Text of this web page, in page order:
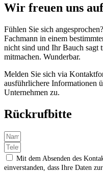
Wir freuen uns
Fühlen Sie sich
Fachmann in einem
nicht sind und Ihr Bauch sagt
mitmachen. Wunderbar.
Melden Sie sich via
ausführlichere Informationen
Unternehmen zu.
Rückrufbitte
Mit dem Absenden des
einverstanden, dass Ihre Daten